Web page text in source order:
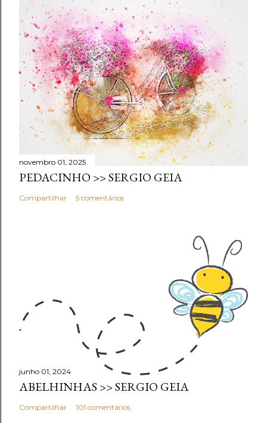
novembro 01, 2025
PEDACINHO >> SERGIO GEIA
Compartilhar 5 comentários
junho 01, 2024
ABELHINHAS >> SERGIO GEIA
Compartilhar 101 comentários